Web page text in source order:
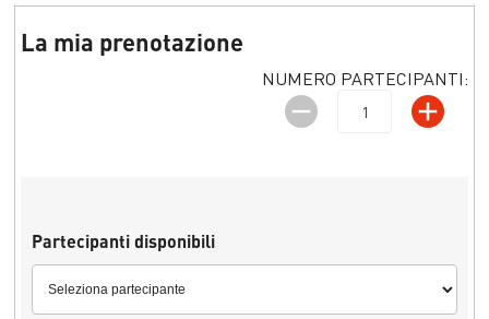
La mia prenotazione
NUMERO PARTECIPANTI:
Partecipanti disponibili